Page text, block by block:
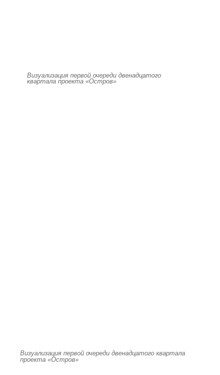
Визуализация первой очереди двенадцатого
квартала проекта «Остров»
Визуализация первой очереди двенадцатого квартала
проекта «Остров»